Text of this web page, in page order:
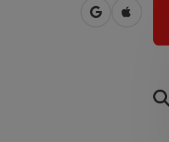
Openen inOpenen